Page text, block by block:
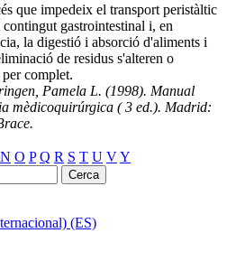
que impedeix el transport peristàltic
gastrointestinal i, en
la digestió i absorció d'aliments i
de residus s'alteren o
complet.
Pamela L. (1998). Manual
mèdicoquirúrgica ( 3 ed.). Madrid:
N O P Q R S T U VY
Cerca